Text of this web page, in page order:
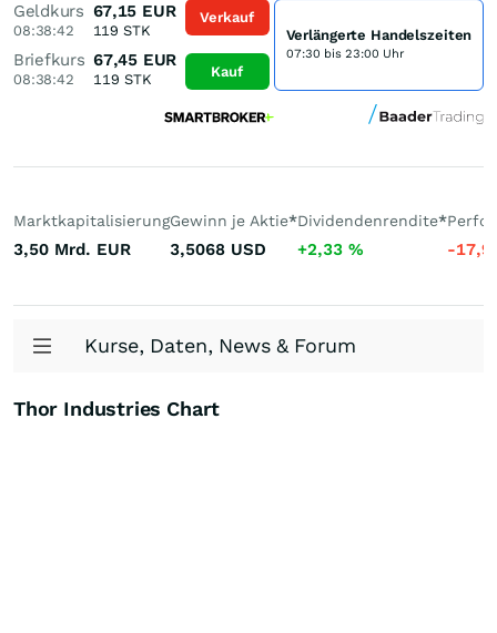
Geldkurs
08:38:42
67,15 EUR
119 STK
Briefkurs
08:38:42
67,45 EUR
119 STK
Verkauf
Kauf
Verlängerte Handelszeiten
07:30 bis 23:00 Uhr
Marktkapitalisierung
3,50 Mrd. EUR
Gewinn je Aktie*
3,5068 USD
Dividendenrendite*
+2,33 % -
Kurse, Daten, News & Forum
Thor Industries Chart